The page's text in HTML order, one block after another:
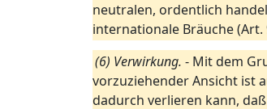
neutralen, ordentlich
internationale Bräuche
(6) Verwirkung. - Mit dem
vorzuziehender Ansicht ist
dadurch verlieren kann,